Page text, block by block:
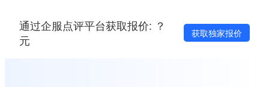
通过企服点评平台获取报价: ？
元
获取独家报价